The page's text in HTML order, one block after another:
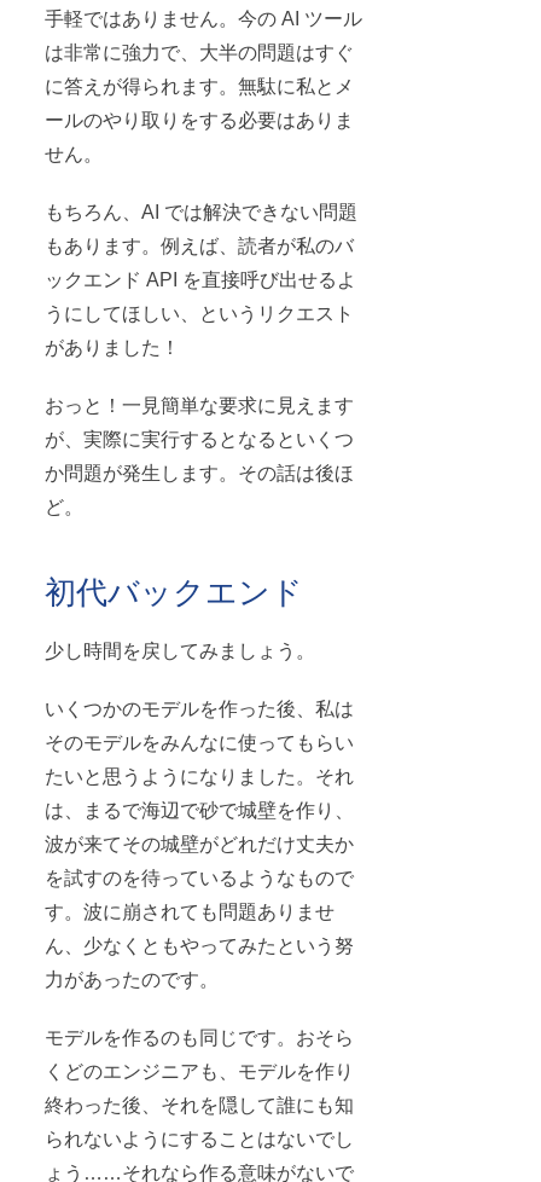
手軽ではありません。今の AI ツール
は非常に強力で、大半の問題はすぐ
に答えが得られます。無駄に私とメ
ールのやり取りをする必要はありま
せん。
もちろん、AI では解決できない問題
もあります。例えば、読者が私のバ
ックエンド API を直接呼び出せるよ
うにしてほしい、というリクエスト
がありました！
おっと！一見簡単な要求に見えます
が、実際に実行するとなるといくつ
か問題が発生します。その話は後ほ
ど。
初代バックエンド
少し時間を戻してみましょう。
いくつかのモデルを作った後、私は
そのモデルをみんなに使ってもらい
たいと思うようになりました。それ
は、まるで海辺で砂で城壁を作り、
波が来てその城壁がどれだけ丈夫か
を試すのを待っているようなもので
す。波に崩されても問題ありませ
ん、少なくともやってみたという努
力があったのです。
モデルを作るのも同じです。おそら
くどのエンジニアも、モデルを作り
終わった後、それを隠して誰にも知
られないようにすることはないでし
ょう……それなら作る意味がないで